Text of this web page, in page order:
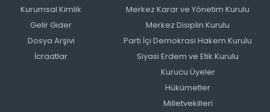
Kurumsal Kimlik
Gelir Gider
Dosya Arşivi
İcraatlar
Merkez Karar ve Yönetim Kurulu
Merkez Disiplin Kurulu
Parti İçi Demokrasi Hakem Kurulu
Siyasi Erdem ve Etik Kurulu
Kurucu Üyeler
Hükümetler
Milletvekilleri